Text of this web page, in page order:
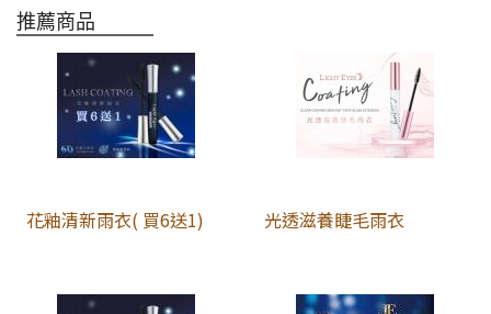
推薦商品
花釉清新雨衣( 買6送1) 光透滋養睫毛雨衣